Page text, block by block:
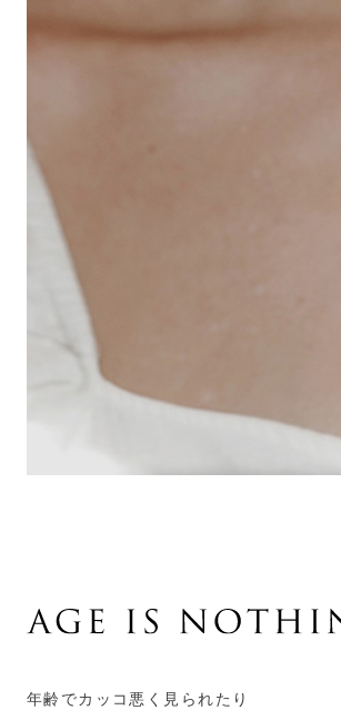
年齢でカッコ悪く見られたり